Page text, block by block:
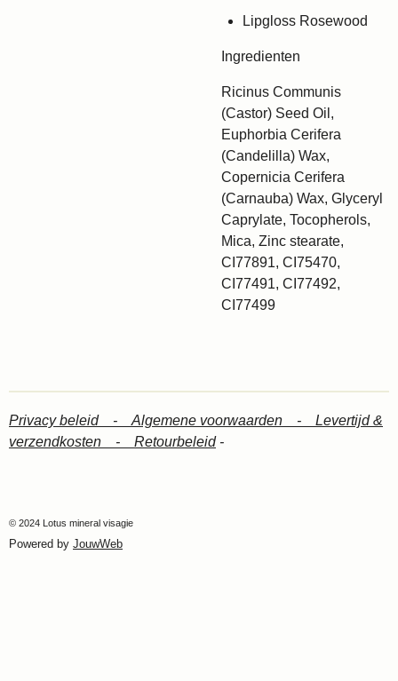
Lipgloss Rosewood
Ingredienten
Ricinus Communis
(Castor) Seed Oil,
Euphorbia Cerifera
(Candelilla) Wax,
Copernicia Cerifera
(Carnauba) Wax, Glyceryl
Caprylate, Tocopherols,
Mica, Zinc stearate,
CI77891, CI75470,
CI77491, CI77492,
CI77499
Privacy beleid - Algemene voorwaarden - Levertijd &
verzendkosten - Retourbeleid-
© 2024 Lotus mineral visagie
Powered by JouwWeb